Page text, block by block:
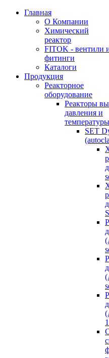
Главная
О Компании
Химический
реактор
FITOK - вентили
фитинги
Каталоги
Продукция
Реакторное
оборудование
Реакторы
давления и
температуры
SET